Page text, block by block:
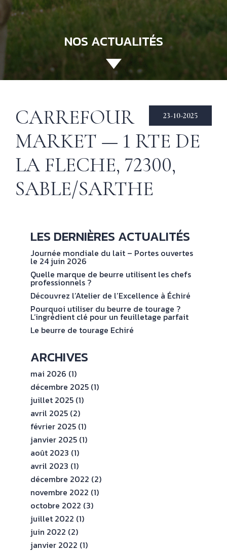
ACCUEIL
ÉCHIRÉ
NOS PRODUITS
D’EXCELLENCE
LE BEURRE
CHARENTES-
POITOU AOP
NOS
ENGAGEMENTS
ESPACE
PROFESSIONNEL
CONTACT
NOS ACTUALITÉS
23-10-2025
CARREFOUR
MARKET — 1 RTE DE
LA FLECHE, 72300,
SABLE/SARTHE
LES DERNIÈRES ACTUALITÉS
Journée mondiale du lait – Portes ouvertes
le 24 juin 2026
Quelle marque de beurre utilisent les chefs
professionnels ?
Découvrez l’Atelier de l’Excellence à Échiré
Pourquoi utiliser du beurre de tourage ?
L’ingrédient clé pour un feuilletage parfait
Le beurre de tourage Echiré
ARCHIVES
mai 2026 (1)
décembre 2025 (1)
juillet 2025 (1)
avril 2025 (2)
février 2025 (1)
janvier 2025 (1)
août 2023 (1)
avril 2023 (1)
décembre 2022 (2)
novembre 2022 (1)
octobre 2022 (3)
juillet 2022 (1)
juin 2022 (2)
janvier 2022 (1)